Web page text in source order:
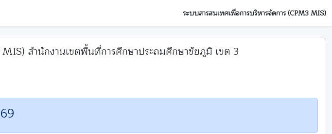
ระบบสารสนเทศเพื่อการบริหารจัดการ (CPM3 MIS)
สำนักงานเขตพื้นที่การศึกษาประถมศึกษาชัยภูมิ เขต 3